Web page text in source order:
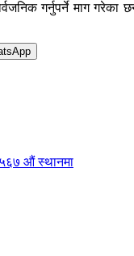
गर्नुपर्ने माग
औं स्थानमा